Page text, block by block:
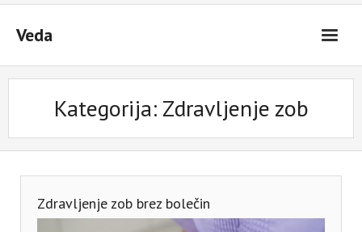
Skip
contentVeda
Kategorija: Zdravljenje zob
Zdravljenje zob brez bolečin